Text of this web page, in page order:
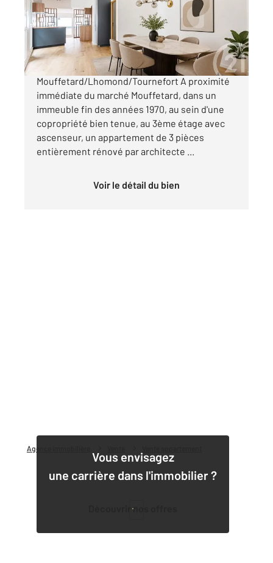
Agence immobilière
Appartement à vendre
1 049 000 €
Paris 5ème Secteur
Mouffetard/Lhomond/Tournefort A proximité
immédiate du marché Mouffetard, dans un
immeuble fin des années 1970, au sein d'une
copropriété bien tenue, au 3ème étage avec
ascenseur, un appartement de 3 pièces
entièrement rénové par architecte ...
Voir le détail du bien
Vous envisagez
une carrière dans l'immobilier ?
Découvrir nos offres